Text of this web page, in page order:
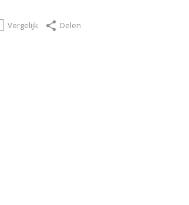
Vergelijk Delen